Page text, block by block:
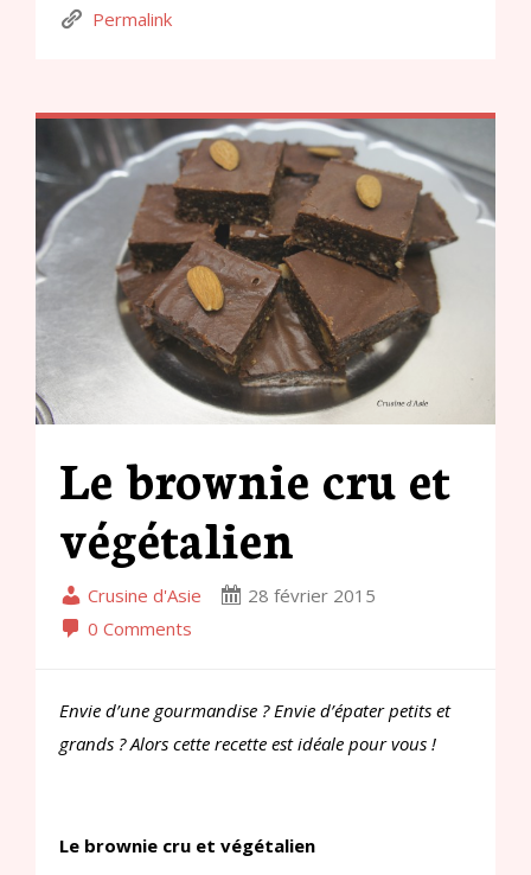
Permalink
Le brownie cru et
végétalien
Crusine d'Asie
28 février 2015
0 Comments
Envie d’une gourmandise ? Envie d’épater petits et
grands ? Alors cette recette est idéale pour vous !
Le brownie cru et végétalien